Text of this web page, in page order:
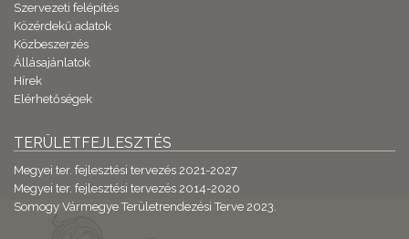
Szervezeti felépítés
Közérdekű adatok
Közbeszerzés
Állásajánlatok
Hírek
Elérhetőségek
TERÜLETFEJLESZTÉS
Megyei ter. fejlesztési tervezés 2021-2027
Megyei ter. fejlesztési tervezés 2014-2020
Somogy Vármegye Területrendezési Terve 2023.